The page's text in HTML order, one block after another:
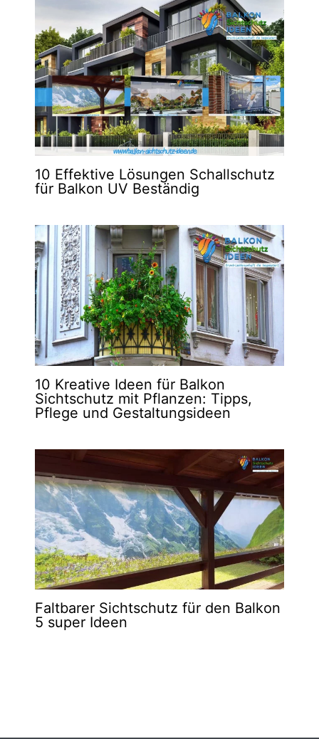
10 Effektive Lösungen Schallschutz
für Balkon UV Beständig
10 Kreative Ideen für Balkon
Sichtschutz mit Pflanzen: Tipps,
Pflege und Gestaltungsideen
Faltbarer Sichtschutz für den Balkon
5 super Ideen